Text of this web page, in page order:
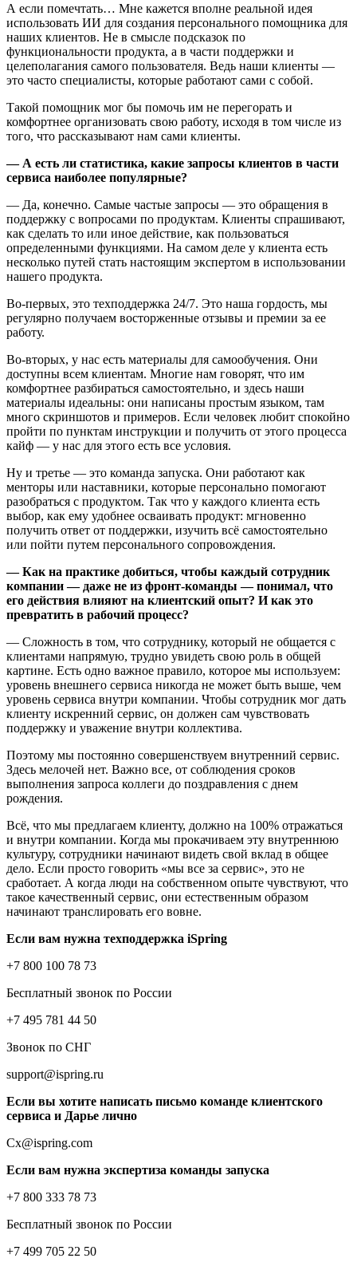
А если помечтать… Мне кажется вполне реальной идея
использовать ИИ для создания персонального помощника для
наших клиентов. Не в смысле подсказок по
функциональности продукта, а в части поддержки и
целеполагания самого пользователя. Ведь наши клиенты —
это часто специалисты, которые работают сами с собой.
Такой помощник мог бы помочь им не перегорать и
комфортнее организовать свою работу, исходя в том числе из
того, что рассказывают нам сами клиенты.
— А есть ли статистика, какие запросы клиентов в части
сервиса наиболее популярные?
— Да, конечно. Самые частые запросы — это обращения в
поддержку с вопросами по продуктам. Клиенты спрашивают,
как сделать то или иное действие, как пользоваться
определенными функциями. На самом деле у клиента есть
несколько путей стать настоящим экспертом в использовании
нашего продукта.
Во-первых, это техподдержка 24/7. Это наша гордость, мы
регулярно получаем восторженные отзывы и премии за ее
работу.
Во-вторых, у нас есть материалы для самообучения. Они
доступны всем клиентам. Многие нам говорят, что им
комфортнее разбираться самостоятельно, и здесь наши
материалы идеальны: они написаны простым языком, там
много скриншотов и примеров. Если человек любит спокойно
пройти по пунктам инструкции и получить от этого процесса
кайф — у нас для этого есть все условия.
Ну и третье — это команда запуска. Они работают как
менторы или наставники, которые персонально помогают
разобраться с продуктом. Так что у каждого клиента есть
выбор, как ему удобнее осваивать продукт: мгновенно
получить ответ от поддержки, изучить всё самостоятельно
или пойти путем персонального сопровождения.
— Как на практике добиться, чтобы каждый сотрудник
компании — даже не из фронт-команды — понимал, что
его действия влияют на клиентский опыт? И как это
превратить в рабочий процесс?
— Сложность в том, что сотруднику, который не общается с
клиентами напрямую, трудно увидеть свою роль в общей
картине. Есть одно важное правило, которое мы используем:
уровень внешнего сервиса никогда не может быть выше, чем
уровень сервиса внутри компании. Чтобы сотрудник мог дать
клиенту искренний сервис, он должен сам чувствовать
поддержку и уважение внутри коллектива.
Поэтому мы постоянно совершенствуем внутренний сервис.
Здесь мелочей нет. Важно все, от соблюдения сроков
выполнения запроса коллеги до поздравления с днем
рождения.
Всё, что мы предлагаем клиенту, должно на 100% отражаться
и внутри компании. Когда мы прокачиваем эту внутреннюю
культуру, сотрудники начинают видеть свой вклад в общее
дело. Если просто говорить «мы все за сервис», это не
сработает. А когда люди на собственном опыте чувствуют, что
такое качественный сервис, они естественным образом
начинают транслировать его вовне.
Если вам нужна техподдержка iSpring
+7 800 100 78 73
Бесплатный звонок по России
+7 495 781 44 50
Звонок по СНГ
support@ispring.ru
Если вы хотите написать письмо команде клиентского
сервиса и Дарье лично
Cx@ispring.com
Если вам нужна экспертиза команды запуска
+7 800 333 78 73
Бесплатный звонок по России
+7 499 705 22 50